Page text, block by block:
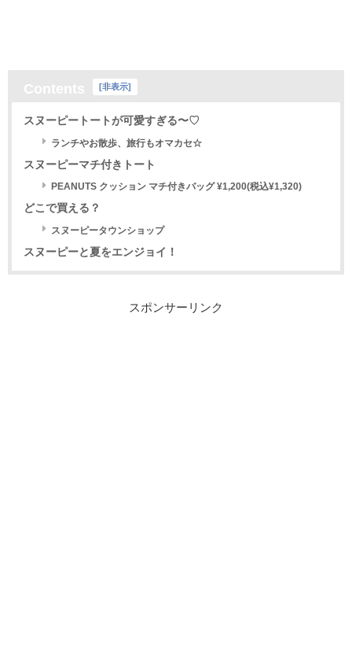
非表示
スヌーピートートが可愛すぎる〜♡
ランチやお散歩、旅行もオマカセ☆
スヌーピーマチ付きトート
PEANUTS クッション マチ付きバッグ ¥1,200(税込¥1,320)
どこで買える？
スヌーピータウンショップ
スヌーピーと夏をエンジョイ！
スポンサーリンク